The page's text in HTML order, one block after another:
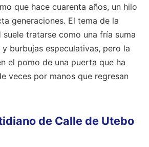
que hace cuarenta años, un hilo
generaciones. El tema de la
tratarse como una fría suma
burbujas especulativas, pero la
el pomo de una puerta que ha
veces por manos que regresan
de Calle de Utebo